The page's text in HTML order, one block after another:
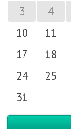
3
4
10
11
17
18
24
25
31